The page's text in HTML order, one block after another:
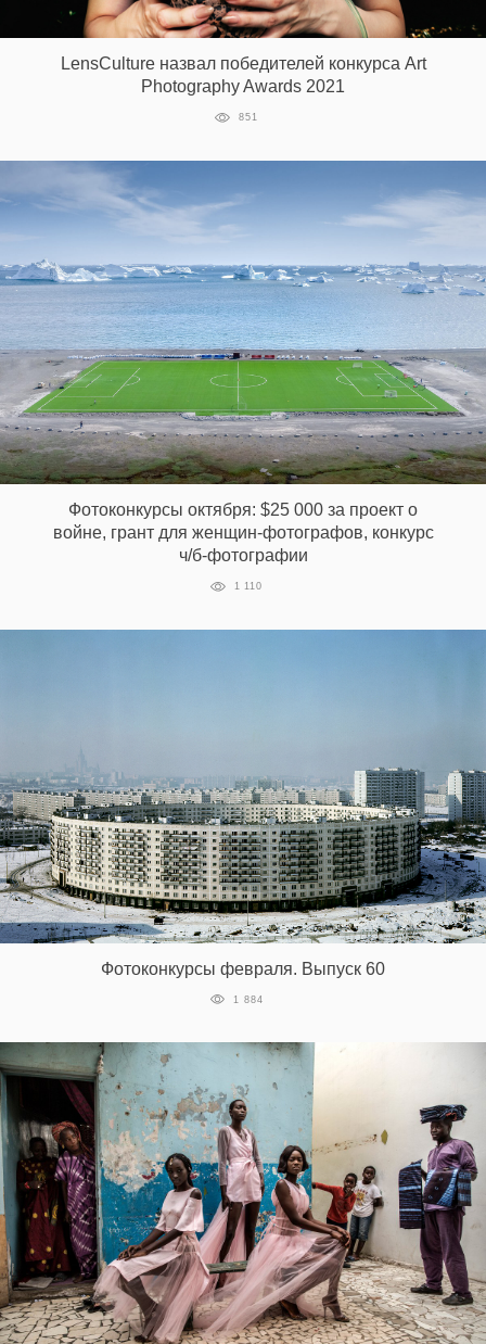
LensCulture назвал победителей конкурса Art
Photography Awards 2021
851
Фотоконкурсы октября: $25 000 за проект о
войне, грант для женщин-фотографов, конкурс
ч/б-фотографии
1 110
Фотоконкурсы февраля. Выпуск 60
1 884